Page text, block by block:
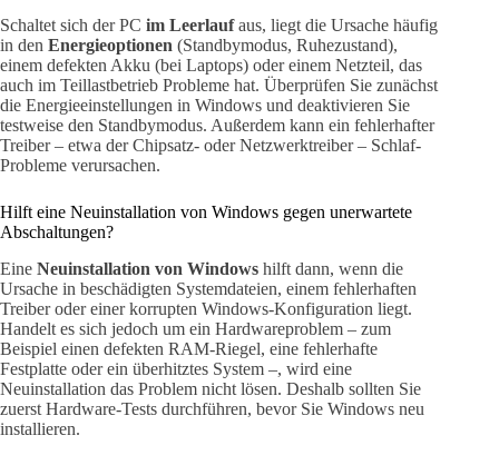
Schaltet sich der PC im Leerlaufaus, liegt die Ursache häufig
in den Energieoptionen (Standbymodus, Ruhezustand),
einem defekten Akku (bei Laptops) oder einem Netzteil, das
auch im Teillastbetrieb Probleme hat. Überprüfen Sie zunächst
die Energieeinstellungen in Windows und deaktivieren Sie
testweise den Standbymodus. Außerdem kann ein fehlerhafter
Treiber – etwa der Chipsatz- oder Netzwerktreiber – Schlaf-
Probleme verursachen.
Hilft eine Neuinstallation von Windows gegen unerwartete
Abschaltungen?
Eine Neuinstallation von Windows hilft dann, wenn die
Ursache in beschädigten Systemdateien, einem fehlerhaften
Treiber oder einer korrupten Windows-Konfiguration liegt.
Handelt es sich jedoch um ein Hardwareproblem – zum
Beispiel einen defekten RAM-Riegel, eine fehlerhafte
Festplatte oder ein überhitztes System –, wird eine
Neuinstallation das Problem nicht lösen. Deshalb sollten Sie
zuerst Hardware-Tests durchführen, bevor Sie Windows neu
installieren.